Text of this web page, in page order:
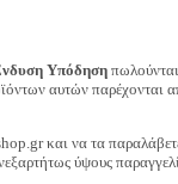
Υπόδηση
αυτών παρέχονται
και να τα
ύψους